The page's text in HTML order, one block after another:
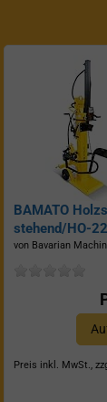
BAMATO
stehend/HO-
von Bavarian
Preis inkl. MwSt.,